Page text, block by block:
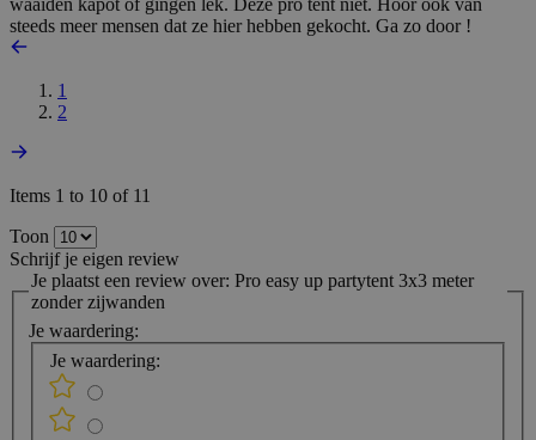
waaiden kapot of gingen lek. Deze pro tent niet. Hoor ook van
steeds meer mensen dat ze hier hebben gekocht. Ga zo door !
1
2
Items 1 to 10 of 11
Toon
Schrijf je eigen review
Je plaatst een review over: Pro easy up partytent 3x3 meter
zonder zijwanden
Je waardering:
Je waardering: